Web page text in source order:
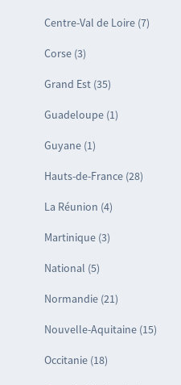
Centre-Val de Loire (7)
Corse (3)
Grand Est (35)
Guadeloupe (1)
Guyane (1)
Hauts-de-France (28)
La Réunion (4)
Martinique (3)
National (5)
Normandie (21)
Nouvelle-Aquitaine (15)
Occitanie (18)